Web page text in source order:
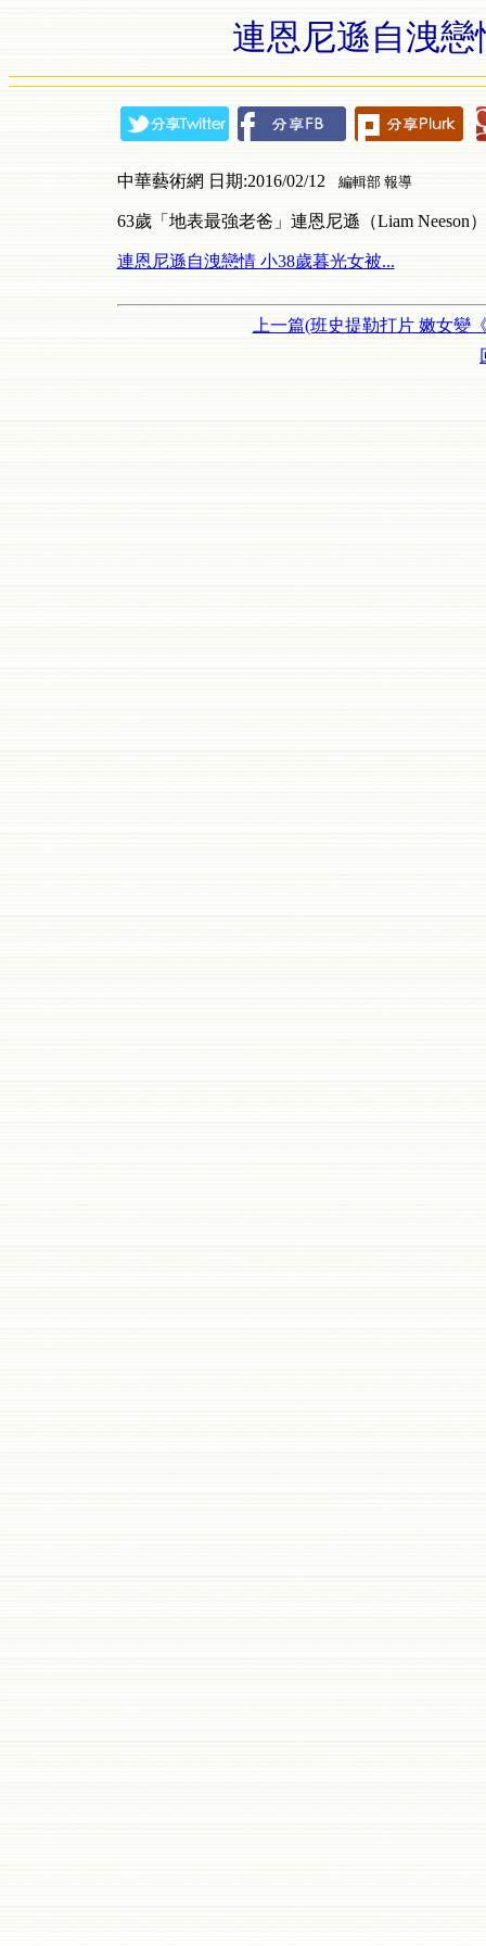
連恩尼遜自洩
中華藝術網 日期:2016/02/12 編輯部 報導
63歲「地表最強老爸」連恩尼遜（Liam Neeson）
連恩尼遜自洩戀情 小38歲暮光女被...
上一篇(班史提勒打片 嫩女變